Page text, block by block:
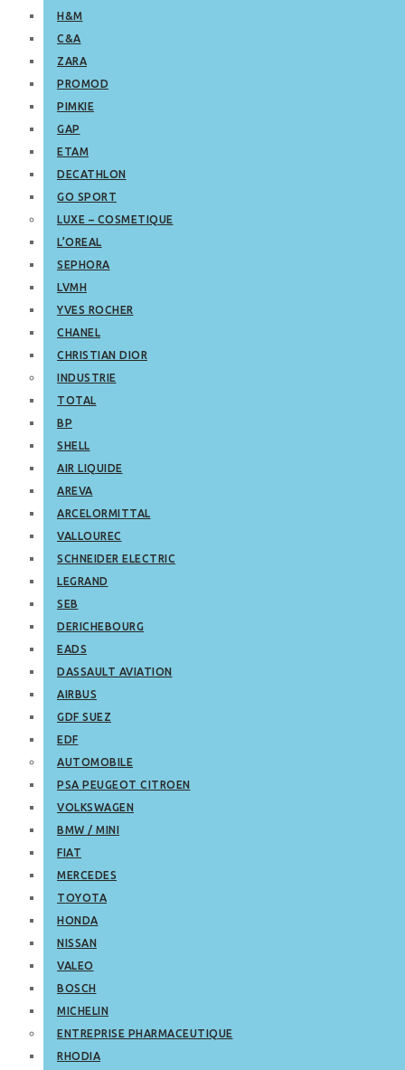
H&M
C&A
ZARA
PROMOD
PIMKIE
GAP
ETAM
DECATHLON
GO SPORT
LUXE – COSMETIQUE
L’OREAL
SEPHORA
LVMH
YVES ROCHER
CHANEL
CHRISTIAN DIOR
INDUSTRIE
TOTAL
BP
SHELL
AIR LIQUIDE
AREVA
ARCELORMITTAL
VALLOUREC
SCHNEIDER ELECTRIC
LEGRAND
SEB
DERICHEBOURG
EADS
DASSAULT AVIATION
AIRBUS
GDF SUEZ
EDF
AUTOMOBILE
PSA PEUGEOT CITROEN
VOLKSWAGEN
BMW / MINI
FIAT
MERCEDES
TOYOTA
HONDA
NISSAN
VALEO
BOSCH
MICHELIN
ENTREPRISE PHARMACEUTIQUE
RHODIA